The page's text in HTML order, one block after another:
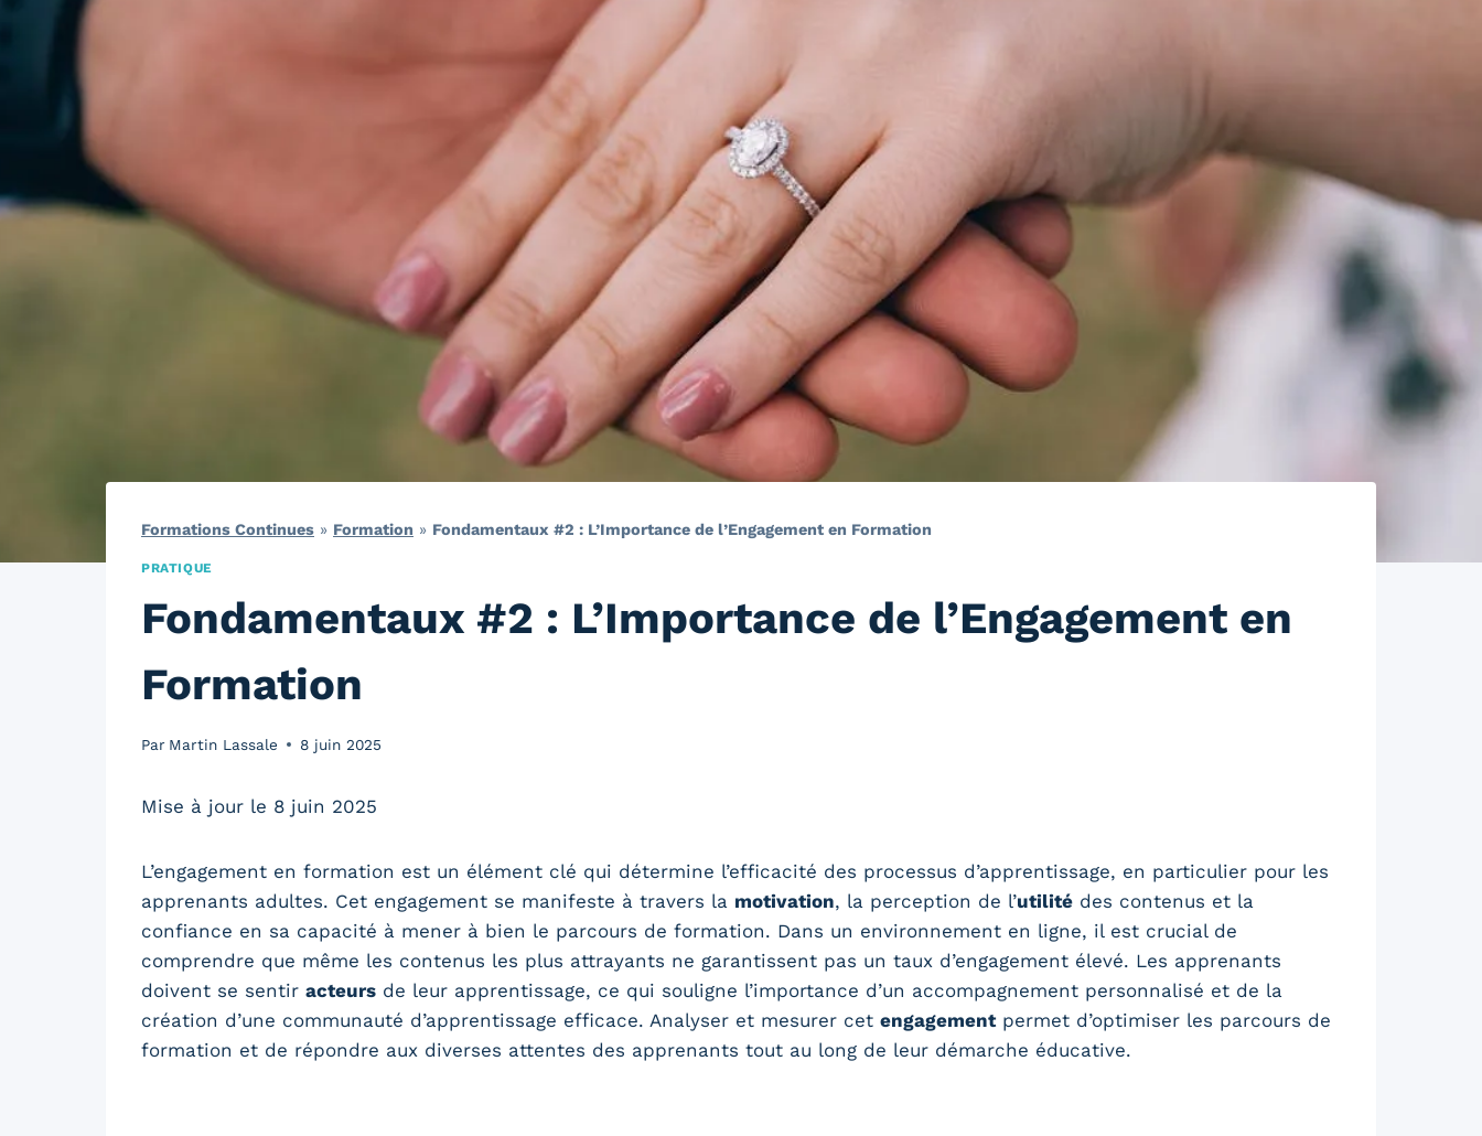
Formations Continues » Formation » Fondamentaux #2 : L’Importance de l’Engagement en Formation
PRATIQUE
Fondamentaux #2 : L’Importance de l’Engagement en
Formation
Par Martin Lassale 8 juin 2025
Mise à jour le 8 juin 2025
L’engagement en formation est un élément clé qui détermine l’efficacité des processus d’apprentissage, en particulier pour les
apprenants adultes. Cet engagement se manifeste à travers la motivation, la perception de l’utilité des contenus et la
confiance en sa capacité à mener à bien le parcours de formation. Dans un environnement en ligne, il est crucial de
comprendre que même les contenus les plus attrayants ne garantissent pas un taux d’engagement élevé. Les apprenants
doivent se sentir acteurs de leur apprentissage, ce qui souligne l’importance d’un accompagnement personnalisé et de la
création d’une communauté d’apprentissage efficace. Analyser et mesurer cet engagementpermet d’optimiser les parcours de
formation et de répondre aux diverses attentes des apprenants tout au long de leur démarche éducative.